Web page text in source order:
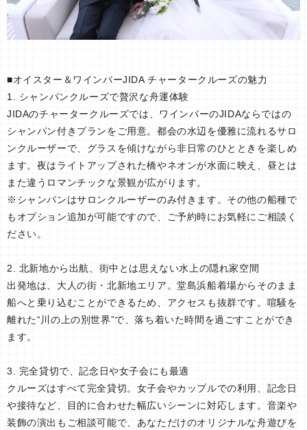
■オイスター＆ワインバーJIDA チャータークルーズの魅力
1. シャンパンクルーズで贅沢な舟運体験
JIDAのチャータークルーズでは、ワインバーのJIDAならではの
シャンパン付きプランをご用意。都会の水辺を優雅に流れるサロ
ンクルーザーで、グラスを傾けながら非日常のひとときを楽しめ
ます。夜はライトアップされた橋やネオンが水面に映え、昼とは
また違うロマンチックな景観が広がります。
※シャンパンはサロンクルーザーのみ付きます。その他の船種で
もオプション追加が可能ですので、ご予約時にお気軽にご相談く
ださい。
2. 北新地から出航、街中とは思えない水上の隠れ家空間
出発地は、大人の街・北新地エリア。堂島浜船着場からそのまま
船へと乗り込むことができるため、アクセスも抜群です。喧騒を
離れた“川の上の別世界”で、落ち着いた時間を過ごすことができ
ます。
3. 完全貸切で、記念日や女子会にも最適
クルーズはすべて完全貸切。女子会やカップルでの利用、記念日
や接待など、目的に合わせた幅広いシーンに対応します。音楽や
装飾の演出もご相談可能で、あなただけのオリジナルな舟遊びを